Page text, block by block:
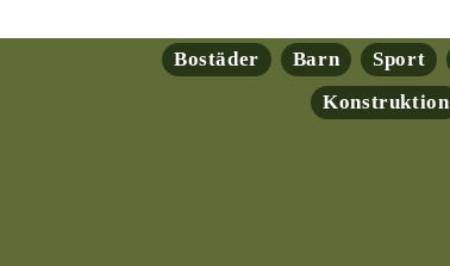
Bostäder Barn Sport
Konstruktion